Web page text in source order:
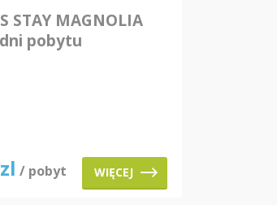
STAY MAGNOLIA
pobytu
zl / pobyt WIĘCEJ